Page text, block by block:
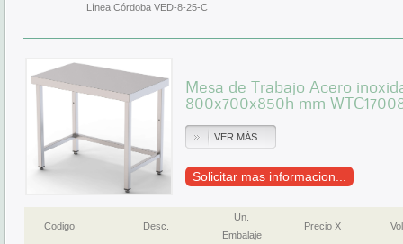
Línea Córdoba VED-8-25-C
Mesa de Trabajo Acero
800x700x850h mm
VER MÁS...
Solicitar mas informacion...
Codigo Desc.
Un.
Embalaje
Precio X